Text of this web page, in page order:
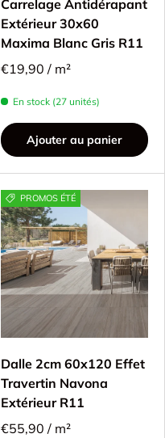
Carrelage Antidérapant
Extérieur 30x60
Maxima Blanc Gris R11
€19,90 / m²
En stock (27 unités)
Ajouter au panier
PROMOS ÉTÉ
Dalle 2cm 60x120 Effet
Travertin Navona
Extérieur R11
€55,90 / m²